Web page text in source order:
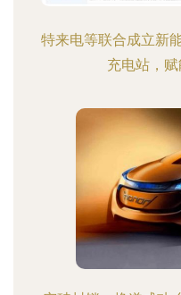
特来电等联合成立新
充电站，